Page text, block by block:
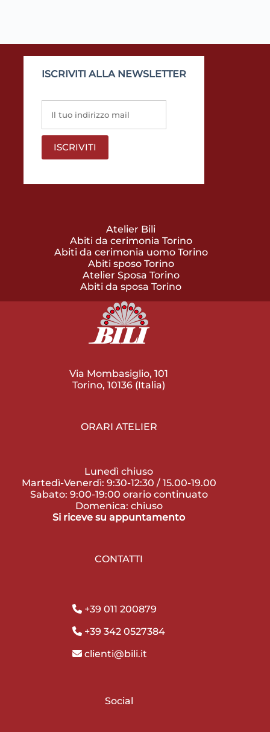
ISCRIVITI ALLA NEWSLETTER
Atelier Bili
Abiti da cerimonia Torino
Abiti da cerimonia uomo Torino
Abiti sposo Torino
Atelier Sposa Torino
Abiti da sposa Torino
Via Mombasiglio, 101
Torino, 10136 (Italia)
ORARI ATELIER
Lunedì chiuso
Martedì-Venerdì: 9:30-12:30 / 15.00-19.00
Sabato: 9:00-19:00 orario continuato
Domenica: chiuso
Si riceve su appuntamento
CONTATTI
+39 011 200879
+39 342 0527384
clienti@bili.it
Social